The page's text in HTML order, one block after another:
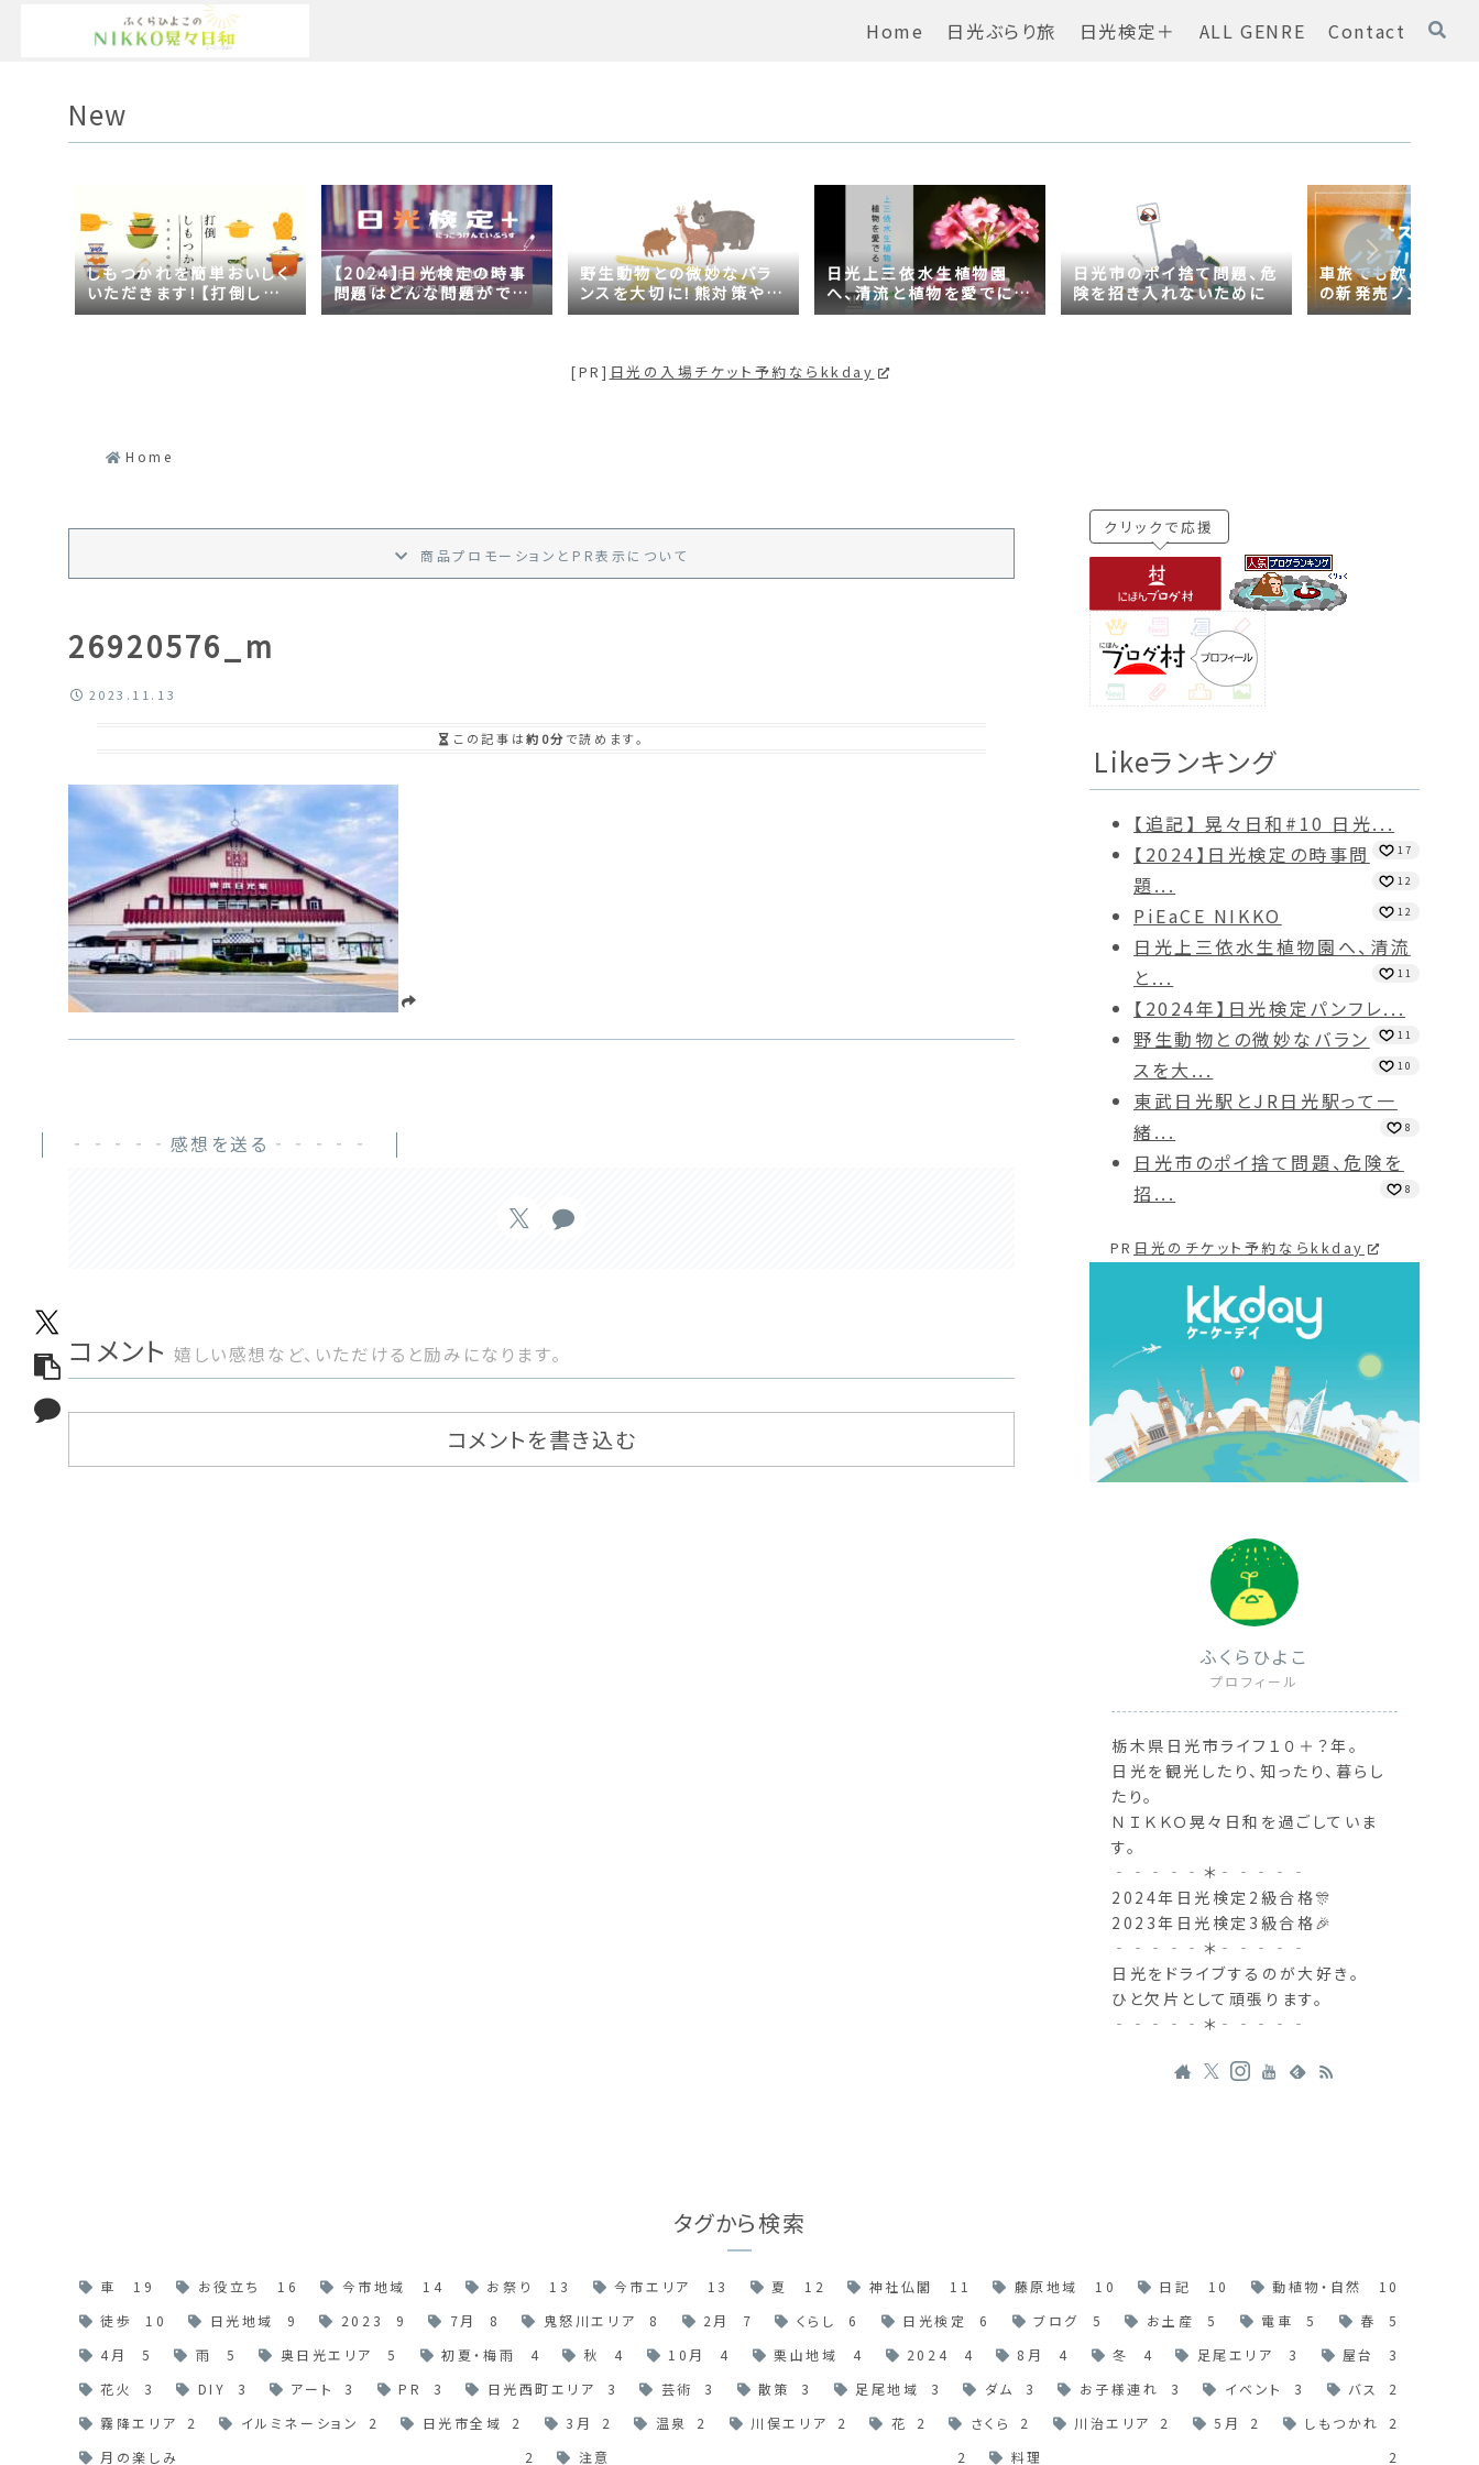
Home 日光ぶらり旅 日光検定＋ ALL GENRE Contact
New
しもつかれを簡単おいしく
いただきます！【打倒しも
つかれｓｅａｓｏｎ２】
【2024】日光検定の時事
問題はどんな問題がでる
の？2023年の時事問題は
野生動物との微妙なバラ
ンスを大切に！熊対策や日
光の自然が学べるスポッ
日光上三依水生植物園
へ、清流と植物を愛でに
【プチ日光】
日光市のポイ捨て問題、危
険を招き入れないために
車旅でも飲める！オ
の新発売ノンアルコ
ール【AsahiZERO
[PR] 日光の入場チケット予約ならkkday
Home
商品プロモーション と PR表示について
26920576_m
2023.11.13
この記事は約0分で読めます。
‐‐‐‐‐感想を送る‐‐‐‐‐
コメント 嬉しい感想など、いただけると励みになります。
コメントを書き込む
クリックで応援
Likeランキング
【追記】 晃々日和#10 日光...
17
【2024】日光検定の時事問
題...
12
PiEaCE NIKKO 12
日光上三依水生植物園へ、清流
と...
11
【2024年】日光検定パンフレ...
11
野生動物との微妙なバラン
スを大...
10
東武日光駅とJR日光駅って一
緒...
8
日光市のポイ捨て問題、危険を
招...
8
PR 日光のチケット予約ならkkday
ふくらひよこ
プロフィール
栃木県日光市ライフ１０＋？年。
日光を観光したり、知ったり、暮らし
たり。
ＮＩＫＫＯ晃々日和を過ごしていま
す。
‐‐‐‐‐＊‐‐‐‐‐
2024年日光検定2級合格🎊
2023年日光検定3級合格🎉
‐‐‐‐‐＊‐‐‐‐‐
日光をドライブするのが大好き。
ひと欠片として頑張ります。
‐‐‐‐‐＊‐‐‐‐‐
タグから検索
車 19 お役立ち 16 今市地域 14 お祭り 13 今市エリア 13 夏 12 神社仏閣 11 藤原地域 10 日記 10 動植物・自然
10
徒歩
10 日光地域 9 2023 9 7月 8 鬼怒川エリア 8 2月 7 くらし 6 日光検定 6 ブログ 5 お土産 5 電車 5 春
5
4月
5 雨 5 奥日光エリア 5 初夏・梅雨 4 秋 4 10月 4 栗山地域 4 2024 4 8月 4 冬 4 足尾エリア 3 屋台
3
花火
3 DIY 3 アート 3 PR 3 日光西町エリア 3 芸術 3 散策 3 足尾地域 3 ダム 3 お子様連れ 3 イベント 3 バス
2
霧降エリア
2 イルミネーション 2 日光市全域 2 3月 2 温泉 2 川俣エリア 2 花 2 さくら 2 川治エリア 2 5月 2 しもつかれ
2
月の楽しみ
2 注意 2 料理 2